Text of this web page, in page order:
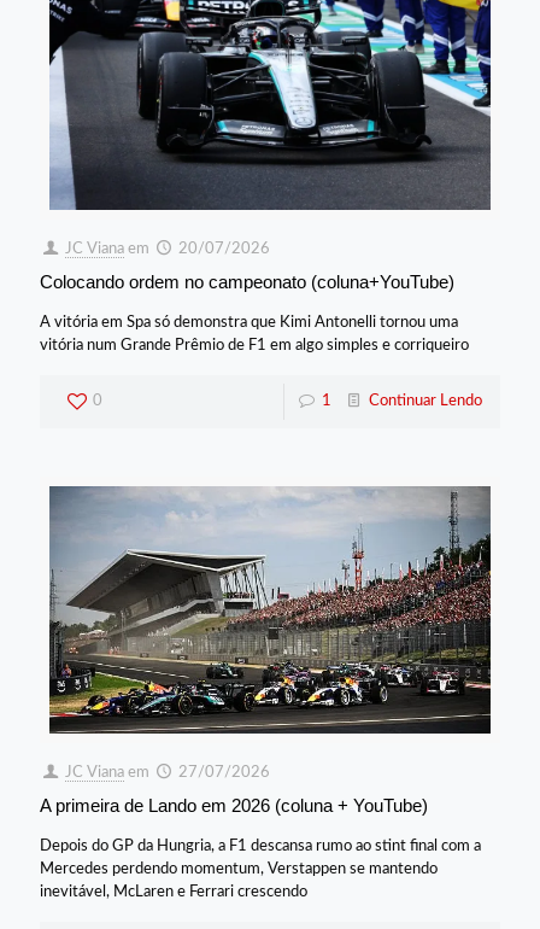
JC Viana em 20/07/2026
Colocando ordem no campeonato (coluna+YouTube)
A vitória em Spa só demonstra que Kimi Antonelli tornou uma
vitória num Grande Prêmio de F1 em algo simples e corriqueiro
0 1 Continuar Lendo
JC Viana em 27/07/2026
A primeira de Lando em 2026 (coluna + YouTube)
Depois do GP da Hungria, a F1 descansa rumo ao stint final com a
Mercedes perdendo momentum, Verstappen se mantendo
inevitável, McLaren e Ferrari crescendo